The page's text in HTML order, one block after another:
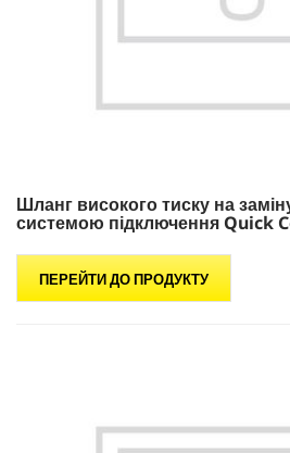
Шланг високого тиску на
системою підключення Quick
ПЕРЕЙТИ ДО ПРОДУКТУ